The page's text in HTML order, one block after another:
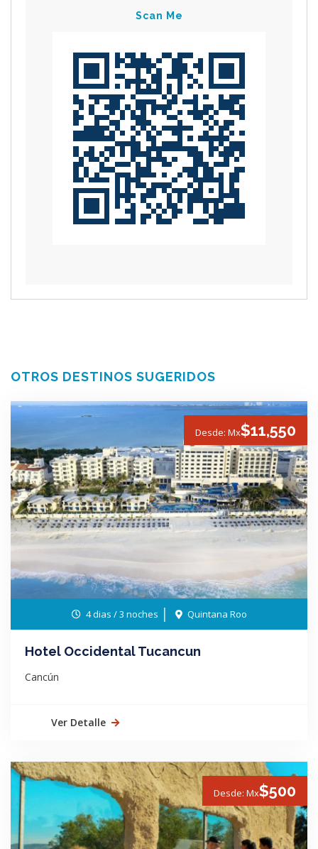
Scan Me
OTROS DESTINOS SUGERIDOS
Desde: Mx$11,550
4 dias / 3 noches Quintana Roo
Hotel Occidental Tucancun
Cancún
Ver Detalle
Desde: Mx$500